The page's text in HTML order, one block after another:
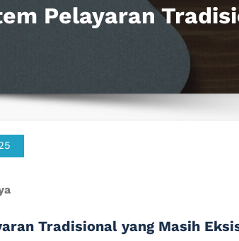
Pelayaran
Tradisional yang Masih